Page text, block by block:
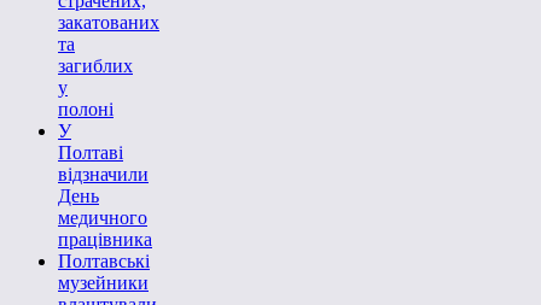
закатованих
та
загиблих
у
полоні
У
Полтаві
відзначили
День
медичного
працівника
Полтавські
музейники